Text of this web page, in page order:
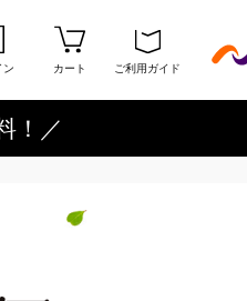
ン カート ご利用ガイド
！／